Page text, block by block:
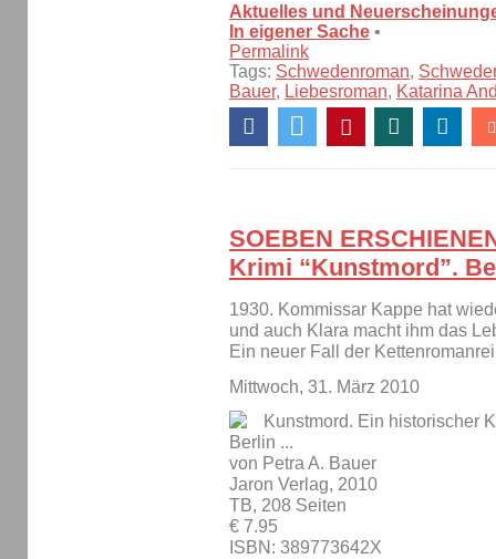
Aktuelles und
In eigener Sache •
Permalink
Tags: Schwedenroman,
Bauer, Liebesroman, Katarina
SOEBEN
Krimi “Kunstmord”.
1930. Kommissar Kappe hat
und auch Klara macht ihm das
Ein neuer Fall der
Mittwoch, 31. März 2010
Kunstmord. Ein historischer
Berlin ...
von Petra A. Bauer
Jaron Verlag, 2010
TB, 208 Seiten
€ 7.95
ISBN: 389773642X